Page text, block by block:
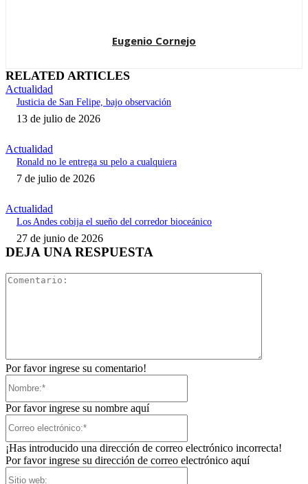
Eugenio Cornejo
RELATED ARTICLES
Actualidad
Justicia de San Felipe, bajo observación
13 de julio de 2026
Actualidad
Ronald no le entrega su pelo a cualquiera
7 de julio de 2026
Actualidad
Los Andes cobija el sueño del corredor bioceánico
27 de junio de 2026
DEJA UNA RESPUESTA
Por favor ingrese su comentario!
Por favor ingrese su nombre aquí
¡Has introducido una dirección de correo electrónico incorrecta!
Por favor ingrese su dirección de correo electrónico aquí